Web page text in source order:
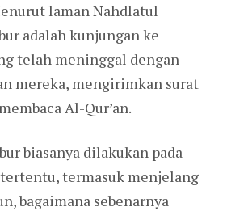
laman Nahdlatul
adalah kunjungan ke
telah meninggal dengan
mereka, mengirimkan surat
Al-Qur’an.
biasanya dilakukan pada
termasuk menjelang
bagaimana sebenarnya